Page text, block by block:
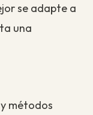
se adapte a
una
métodos